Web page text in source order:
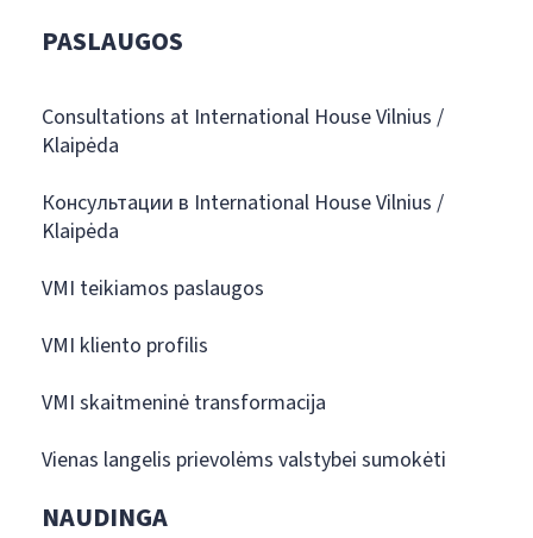
PASLAUGOS
Consultations at International House Vilnius /
Klaipėda
Консультации в International House Vilnius /
Klaipėda
VMI teikiamos paslaugos
VMI kliento profilis
VMI skaitmeninė transformacija
Vienas langelis prievolėms valstybei sumokėti
NAUDINGA